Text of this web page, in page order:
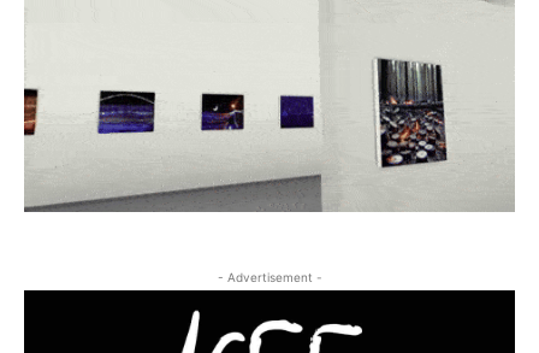
- Advertisement -